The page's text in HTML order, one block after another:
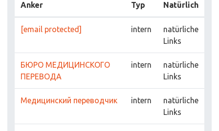
Anker Typ Natürlich
[email protected] intern
natürliche
Links
БЮРО МЕДИЦИНСКОГО
ПЕРЕВОДА
intern
natürliche
Links
Медицинский переводчик intern
natürliche
Links